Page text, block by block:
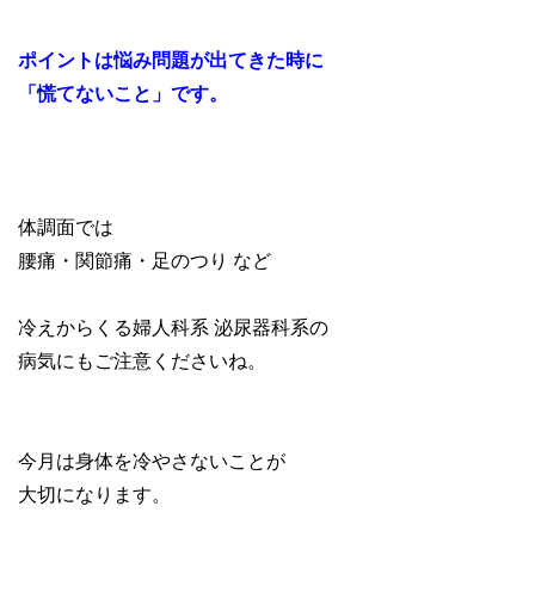
ポイントは悩み問題が出てきた時に
「慌てないこと」です。
体調面では
腰痛・関節痛・足のつり など
冷えからくる婦人科系 泌尿器科系の
病気にもご注意くださいね。
今月は身体を冷やさないことが
大切になります。